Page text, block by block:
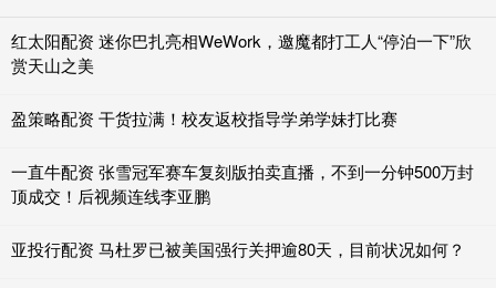
红太阳配资 迷你巴扎亮相WeWork，邀魔都打工人“停泊一下”欣
赏天山之美
盈策略配资 干货拉满！校友返校指导学弟学妹打比赛
一直牛配资 张雪冠军赛车复刻版拍卖直播，不到一分钟500万封
顶成交！后视频连线李亚鹏
亚投行配资 马杜罗已被美国强行关押逾80天，目前状况如何？